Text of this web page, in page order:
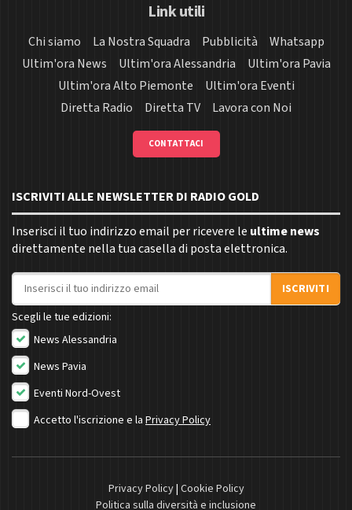
Link utili
Chi siamo La Nostra Squadra Pubblicità
Whatsapp
Ultim'ora News
Ultim'ora Alessandria
Ultim'ora Pavia
Ultim'ora Alto Piemonte
Ultim'ora Eventi
Diretta Radio
Diretta TV Lavora con Noi
CONTATTACI
ISCRIVITI ALLE NEWSLETTER DI RADIO GOLD
Inserisci il tuo indirizzo email per ricevere le ultime news
direttamente nella tua casella di posta elettronica.
Indirizzo email
ISCRIVITI
Scegli le tue edizioni:
News Alessandria
News Pavia
Eventi Nord-Ovest
Accetto l'iscrizione e la Privacy Policy
Privacy Policy| Cookie Policy
Politica sulla diversità e inclusione